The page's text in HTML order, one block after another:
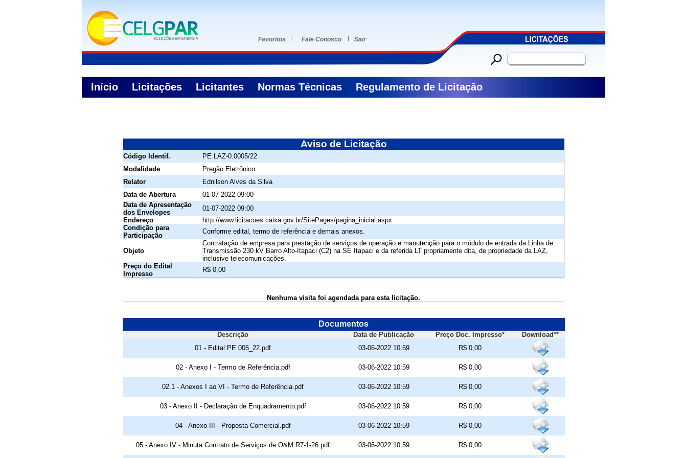
Favoritos Fale Conosco Sair
Início Licitações Licitantes Normas Técnicas Regulamento de Licitação
Aviso de Licitação
Código Identif.
PE LAZ-0.0005/22
Modalidade
Pregão Eletrônico
Relator
Ednilson Alves da Silva
Data de Abertura
01-07-2022 09:00
Data de Apresentação
dos Envelopes
01-07-2022 09:00
Endereço
http://www.licitacoes.caixa.gov.br/SitePages/pagina_inicial.aspx
Condição para
Participação
Conforme edital, termo de referência e demais anexos.
Objeto
Contratação de empresa para prestação de serviços de operação e manutenção para o módulo de entrada da Linha de
Transmissão 230 kV Barro Alto-Itapaci (C2) na SE Itapaci e da referida LT propriamente dita, de propriedade da LAZ,
inclusive telecomunicações.
Preço do Edital
Impresso
R$ 0,00
Nenhuma visita foi agendada para esta licitação.
Documentos
Descrição Data de Publicação Preço Doc. Impresso*
Download**
01 - Edital PE 005_22.pdf
03-06-2022 10:59 R$ 0,00
02 - Anexo I - Termo de Referência.pdf 03-06-2022 10:59 R$ 0,00
02.1 - Anexos I ao VI - Termo de Referência.pdf 03-06-2022 10:59 R$ 0,00
03 - Anexo II - Declaração de Enquadramento.pdf 03-06-2022 10:59 R$ 0,00
04 - Anexo III - Proposta Comercial.pdf 03-06-2022 10:59 R$ 0,00
05 - Anexo IV - Minuta Contrato de Serviços de O&M R7-1-26.pdf 03-06-2022 10:59 R$ 0,00